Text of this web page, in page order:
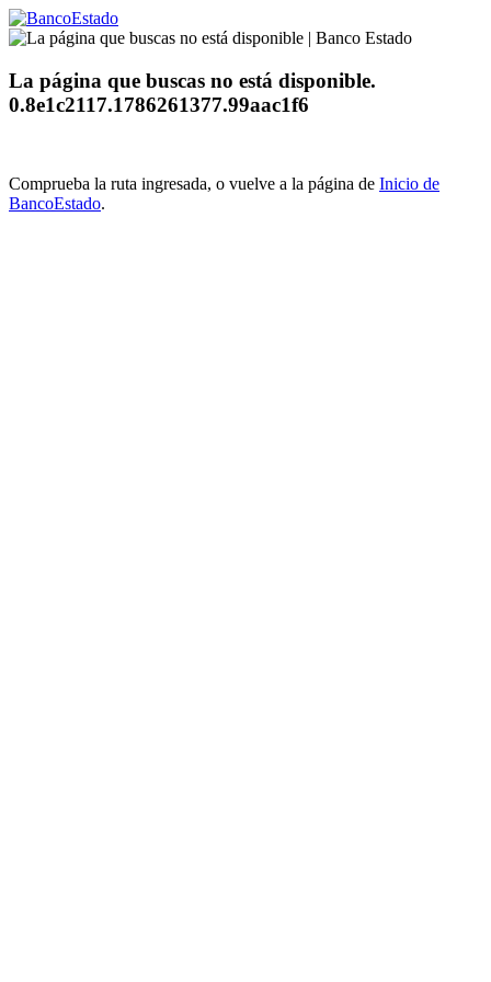
La página que buscas no está disponible.
0.8e1c2117.1786261377.99aac1f6
Comprueba la ruta ingresada, o vuelve a la página de Inicio de
BancoEstado.